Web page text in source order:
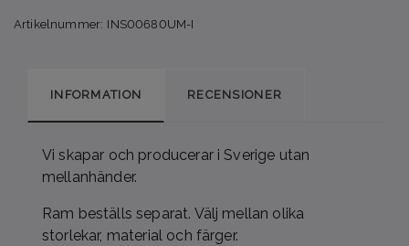
Artikelnummer: INS00680UM-I
INFORMATION RECENSIONER
Vi skapar och producerar i Sverige utan
mellanhänder.
Ram beställs separat. Välj mellan olika
storlekar, material och färger.